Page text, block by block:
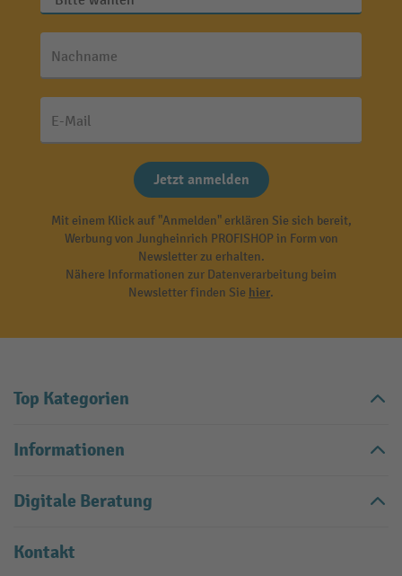
Nachname
E-Mail
Jetzt anmelden
Mit einem Klick auf "Anmelden" erklären Sie sich bereit,
Werbung von Jungheinrich PROFISHOP in Form von
Newsletter zu erhalten.
Nähere Informationen zur Datenverarbeitung beim
Newsletter finden Sie hier.
Top Kategorien
Informationen
Digitale Beratung
Kontakt